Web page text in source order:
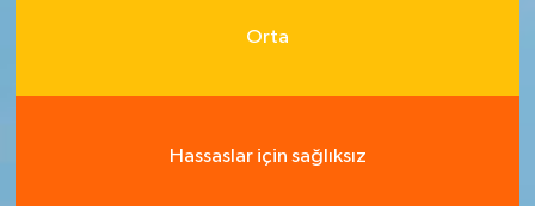
Orta
Hassaslar için sağlıksız